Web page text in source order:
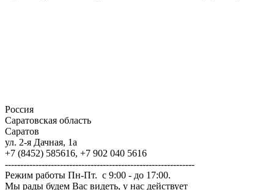
Россия
Саратовская область
Саратов
ул. 2-я Дачная, 1а
+7 (8452) 585616, +7 902 040 5616
--------------------------------------------------------------
Режим работы Пн-Пт. с 9:00 - до 17:00.
Мы рады будем Вас видеть, у нас действует